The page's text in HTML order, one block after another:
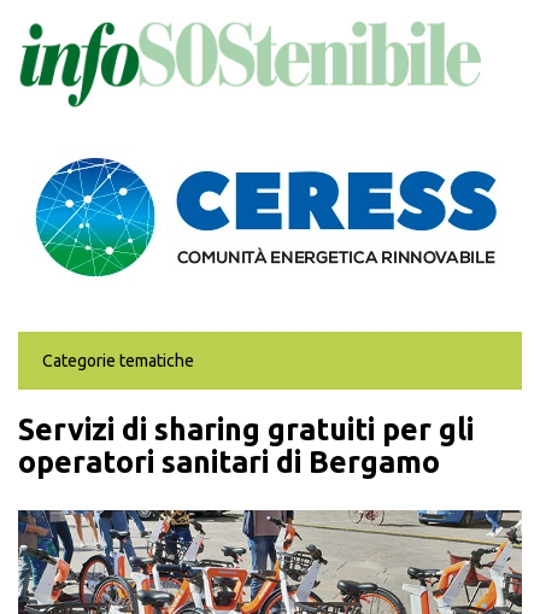
contenuto
principale
Categorie tematiche
Servizi di sharing gratuiti per gli
operatori sanitari di Bergamo